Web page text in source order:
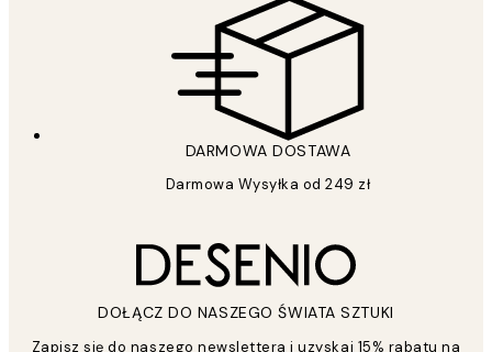
DARMOWA DOSTAWA
Darmowa Wysyłka od 249 zł
DOŁĄCZ DO NASZEGO ŚWIATA SZTUKI
Zapisz się do naszego newslettera i uzyskaj 15% rabatu na